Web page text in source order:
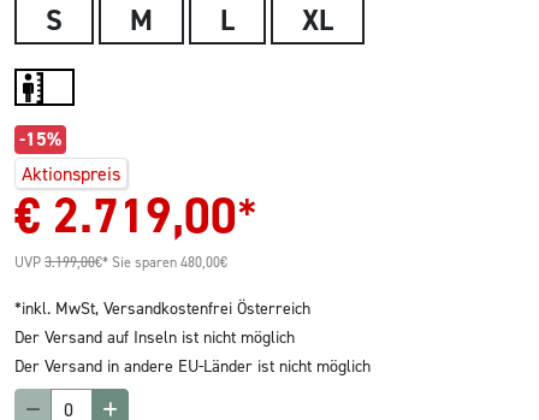
S M L XL
-15%
Aktionspreis
€ 2.719,00*
UVP 3.199,00€* Sie sparen 480,00€
*inkl. MwSt, Versandkostenfrei Österreich
Der Versand auf Inseln ist nicht möglich
Der Versand in andere EU-Länder ist nicht möglich